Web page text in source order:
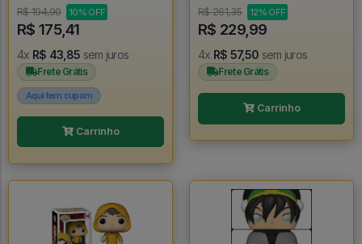
R$ 194,90 10% OFF
R$ 175,41
4x R$ 43,85 sem juros
Frete Grátis
Aqui tem cupom
Carrinho
R$ 261,35
12% OFF
R$ 229,99
4x R$ 57,50 sem juros
Frete Grátis
Carrinho